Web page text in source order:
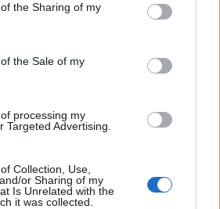
the Sharing of my
the Sale of my
processing my
Targeted Advertising.
Collection, Use,
or Sharing of my
Is Unrelated with the
it was collected.
– frissítve